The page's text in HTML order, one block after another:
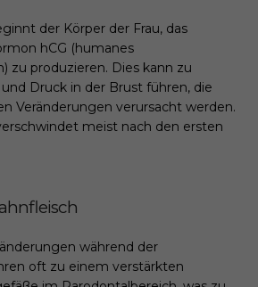
der Körper der Frau, das
hCG (humanes
zu produzieren. Dies kann zu
Druck in der Brust führen, die
Veränderungen verursacht werden.
meist nach den ersten
während der
oft zu einem verstärkten